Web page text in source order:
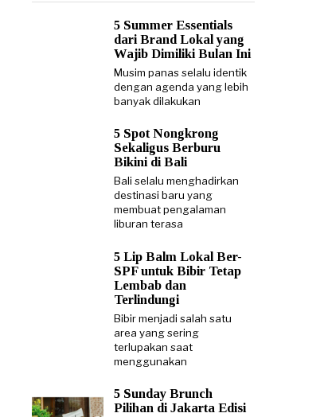
5 Summer Essentials
dari Brand Lokal yang
Wajib Dimiliki Bulan Ini
Musim panas selalu identik
dengan agenda yang lebih
banyak dilakukan
5 Spot Nongkrong
Sekaligus Berburu
Bikini di Bali
Bali selalu menghadirkan
destinasi baru yang
membuat pengalaman
liburan terasa
5 Lip Balm Lokal Ber-
SPF untuk Bibir Tetap
Lembab dan
Terlindungi
Bibir menjadi salah satu
area yang sering
terlupakan saat
menggunakan
5 Sunday Brunch
Pilihan di Jakarta Edisi